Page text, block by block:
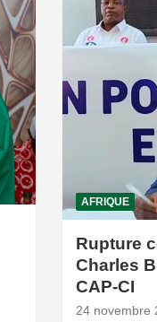
AFRIQUE
Rupture
Charles
CAP-CI
24 novembre